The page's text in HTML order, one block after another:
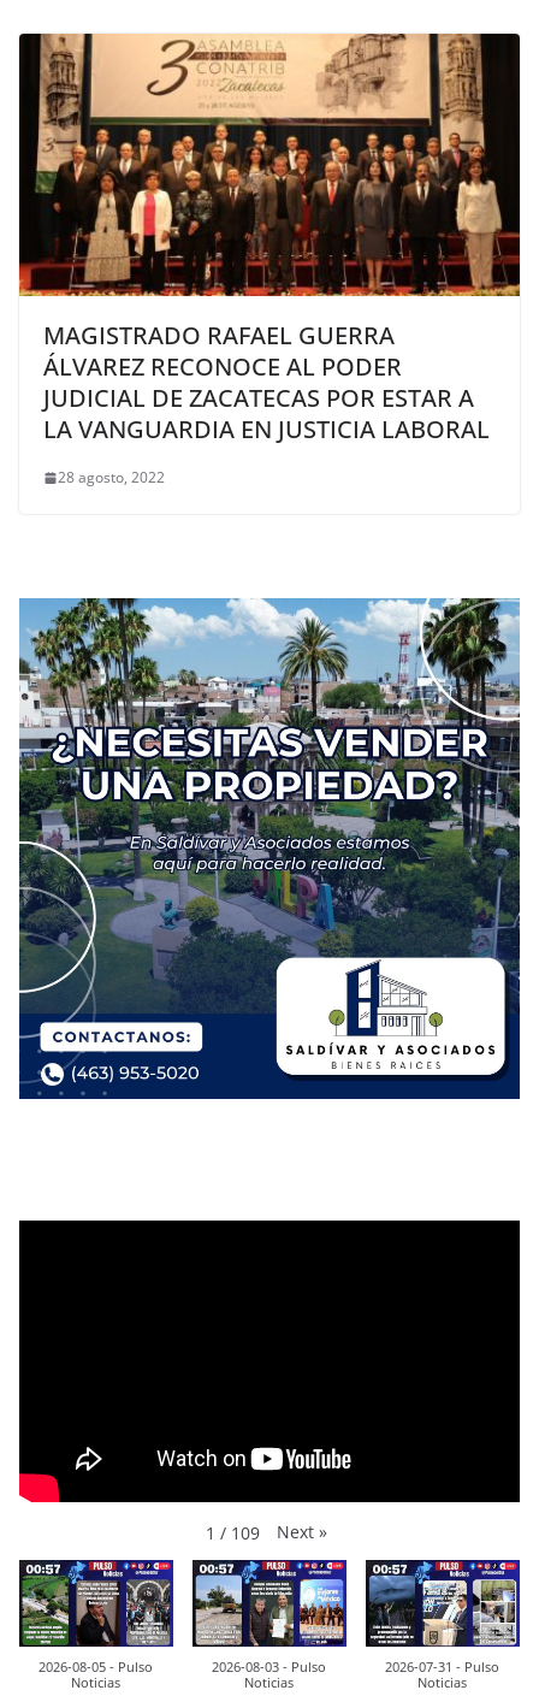
MAGISTRADO RAFAEL GUERRA
ÁLVAREZ RECONOCE AL PODER
JUDICIAL DE ZACATECAS POR ESTAR A
LA VANGUARDIA EN JUSTICIA LABORAL
28 agosto, 2022
1 / 109 Next »
2026-08-05 - Pulso
Noticias
2026-08-03 - Pulso
Noticias
2026-07-31 - Pulso
Noticias